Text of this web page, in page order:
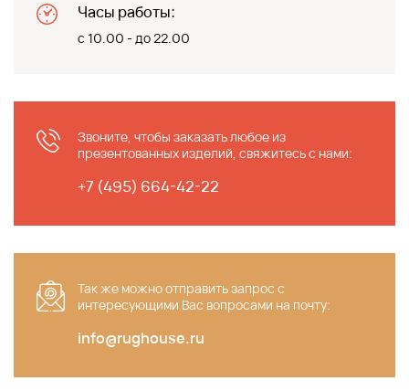
Часы работы:
с 10.00 - до 22.00
Звоните, чтобы заказать любое из
презентованных изделий, свяжитесь с нами:
+7 (495) 664-42-22
Так же можно отправить запрос c
интересующими Вас вопросами на почту:
info@rughouse.ru